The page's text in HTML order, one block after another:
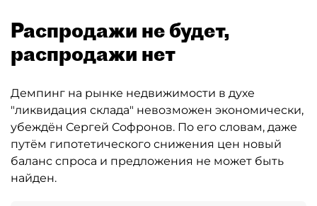
Распродажи не будет,
распродажи нет
Демпинг на рынке недвижимости в духе
"ликвидация склада" невозможен экономически,
убеждён Сергей Софронов. По его словам, даже
путём гипотетического снижения цен новый
баланс спроса и предложения не может быть
найден.